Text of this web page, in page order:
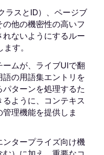
ラスとID）、ページブ
他の機密性の高いフ
ないようにするルー
す。
ムが、ライブUIで翻
の用語集エントリを
ターンを処理するた
ように、コンテキス
理機能を提供しま
タープライズ向け機